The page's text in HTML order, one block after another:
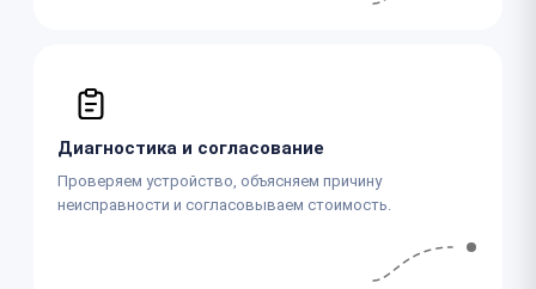
Диагностика и согласование
Проверяем устройство, объясняем причину
неисправности и согласовываем стоимость.